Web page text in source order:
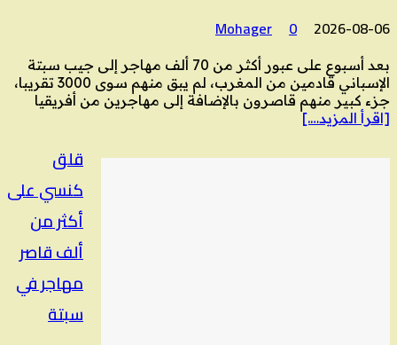
2026-08-06
Mohager 0
بعد أسبوع على عبور أكثر من 70 ألف مهاجر إلى جيب سبتة
الإسباني قادمين من المغرب، لم يبق منهم سوى 3000 تقريبا،
جزء كبير منهم قاصرون بالإضافة إلى مهاجرين من أفريقيا
[اقرأ المزيد….]
قلق
كنسي على
أكثر من
ألف قاصر
مهاجر في
سبتة